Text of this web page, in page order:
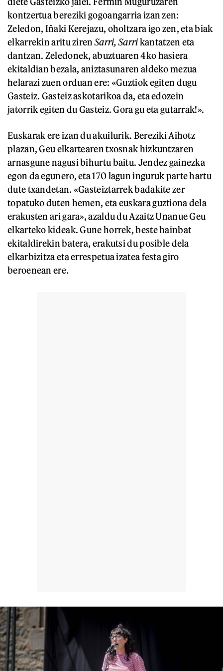
kontzertua bereziki gogoangarria izan zen:
Zeledon, Iñaki Kerejazu, oholtzara igo zen, eta biak
elkarrekin aritu zirenSarri, Sarrikantatzen eta
dantzan. Zeledonek, abuztuaren 4ko hasiera
ekitaldian bezala, aniztasunaren aldeko mezua
helarazi zuen orduan ere: «Guztiok egiten dugu
Gasteiz. Gasteiz askotarikoa da, eta edozein
jatorrik egiten du Gasteiz. Gora gu eta gutarrak!».
Euskarak ere izan du akuilurik. Bereziki Aihotz
plazan, Geu elkartearen txosnak hizkuntzaren
arnasgune nagusi bihurtu baitu. Jendez gainezka
egon da egunero, eta 170 lagun inguruk parte hartu
dute txandetan. «Gasteiztarrek badakite zer
topatuko duten hemen, eta euskara guztiona dela
erakusten ari gara», azaldu du Azaitz Unanue Geu
elkarteko kideak. Gune horrek, beste hainbat
ekitaldirekin batera, erakutsi du posible dela
elkarbizitza eta errespetua izatea festa giro
beroenean ere.